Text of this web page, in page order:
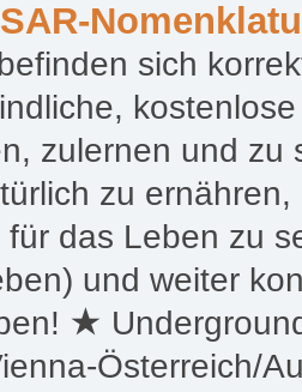
&
sich
zulernen und zu
zu
für das Leben zu
und weiter
★